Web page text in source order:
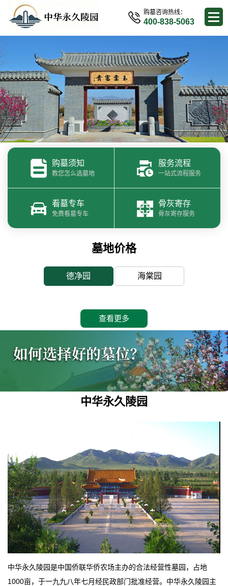
购墓咨询热线：
400-838-5063
购墓须知
教您怎么选墓地
服务流程
一站式流程服务
看墓专车
免费看墓专车
骨灰寄存
骨灰寄存服务
墓地价格
德净园 海棠园
查看更多
中华永久陵园
中华永久陵园是中国侨联华侨农场主办的合法经营性墓园，占地
1000亩，于一九九八年七月经民政部门批准经营。中华永久陵园主